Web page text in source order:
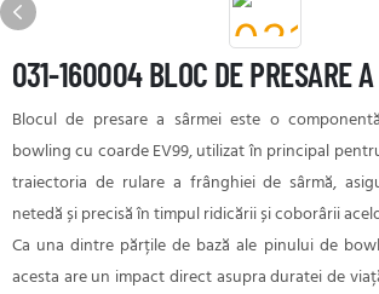
031-160004 BLOC DE PRESARE
Blocul de presare a sârmei este o
bowling cu coarde EV99, utilizat în principal
traiectoria de rulare a frânghiei de sârmă,
netedă și precisă în timpul ridicării și coborârii
Ca una dintre părțile de bază ale pinului de
acesta are un impact direct asupra duratei de